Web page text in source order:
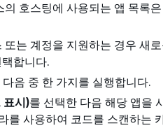
의 호스팅에 사용되는 앱 목록은
는 계정을 지원하는 경우 새
합니다.
음 중 한 가지를 실행합니다.
표시)를 선택한 다음 해당 앱을
를 사용하여 코드를 스캔하는